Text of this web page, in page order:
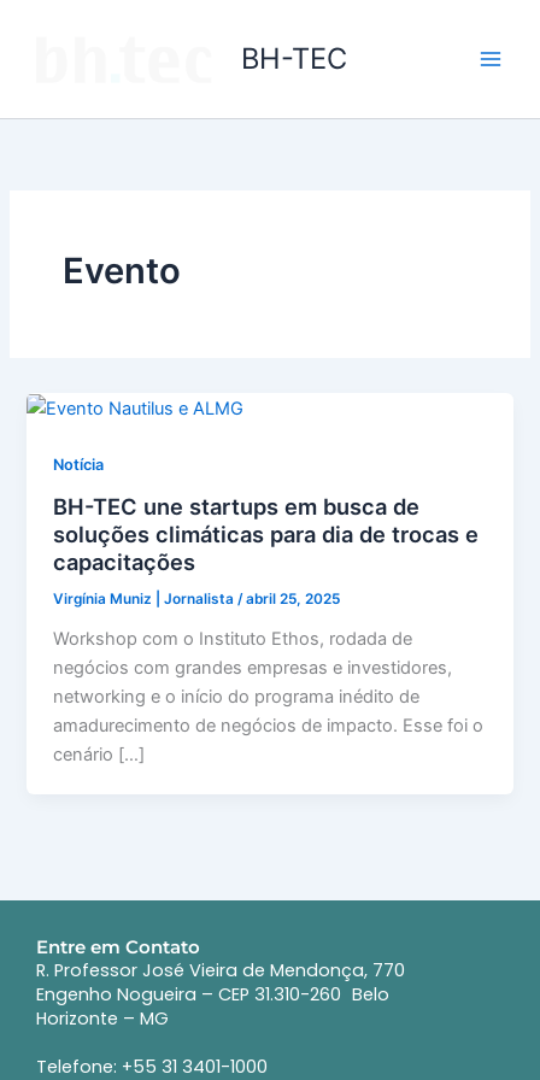
BH-TEC
Evento
Notícia
BH-TEC une startups em busca de
soluções climáticas para dia de trocas e
capacitações
Virgínia Muniz | Jornalista /abril 25, 2025
Workshop com o Instituto Ethos, rodada de
negócios com grandes empresas e investidores,
networking e o início do programa inédito de
amadurecimento de negócios de impacto. Esse foi o
cenário […]
Entre em Contato
R. Professor José Vieira de Mendonça, 770
Engenho Nogueira – CEP 31.310-260 Belo
Horizonte – MG
Telefone: +55 31 3401-1000